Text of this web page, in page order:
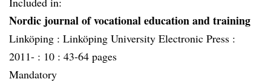
Nordic journal of vocational education and training
Linköping : Linköping University Electronic Press :
2011- : 10 : 43-64 pages
Mandatory